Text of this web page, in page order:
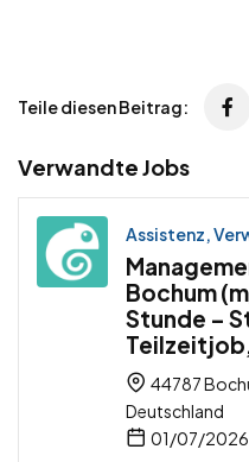
Teile diesen Beitrag:
Verwandte Jobs
Assistenz,
Bochum
Stunde –
44787
Deutschland
01/07/2026